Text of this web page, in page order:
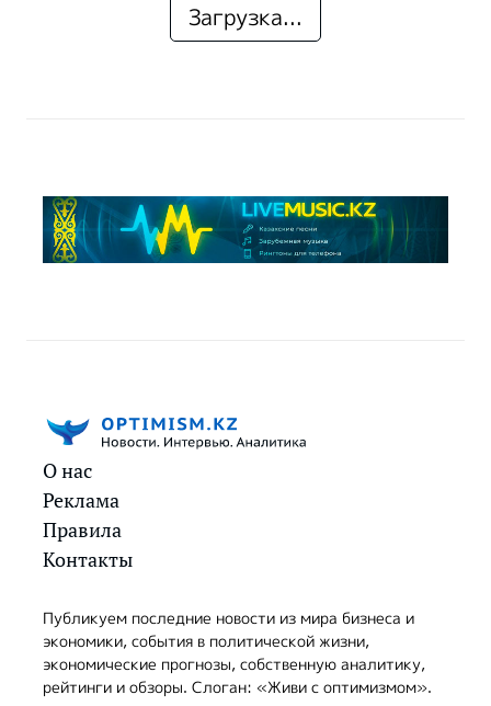
Загрузка...
О нас
Реклама
Правила
Контакты
Публикуем последние новости из мира бизнеса и
экономики, события в политической жизни,
экономические прогнозы, собственную аналитику,
рейтинги и обзоры. Слоган: «Живи с оптимизмом».